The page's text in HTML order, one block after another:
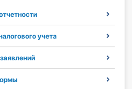
учета